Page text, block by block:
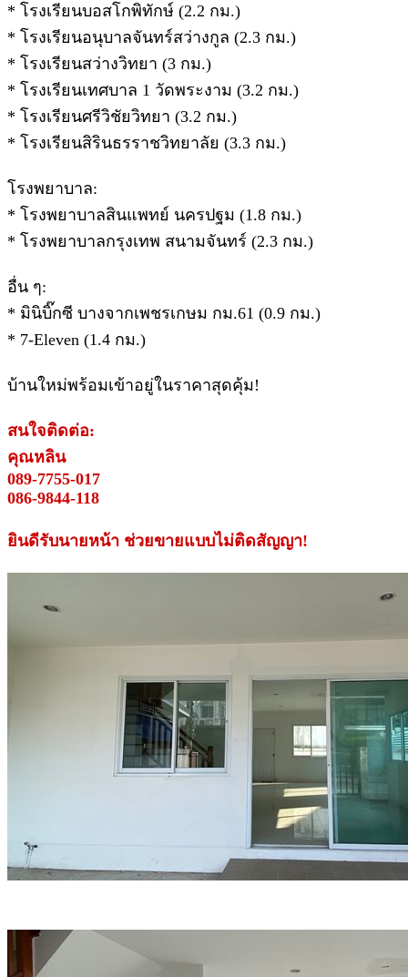
* โรงเรียนบอสโกพิทักษ์ (2.2 กม.)
* โรงเรียนอนุบาลจันทร์สว่างกูล (2.3 กม.)
* โรงเรียนสว่างวิทยา (3 กม.)
* โรงเรียนเทศบาล 1 วัดพระงาม (3.2 กม.)
* โรงเรียนศรีวิชัยวิทยา (3.2 กม.)
* โรงเรียนสิรินธรราชวิทยาลัย (3.3 กม.)
โรงพยาบาล:
* โรงพยาบาลสินแพทย์ นครปฐม (1.8 กม.)
* โรงพยาบาลกรุงเทพ สนามจันทร์ (2.3 กม.)
อื่น ๆ:
* มินิบิ๊กซี บางจากเพชรเกษม กม.61 (0.9 กม.)
* 7-Eleven (1.4 กม.)
บ้านใหม่พร้อมเข้าอยู่ในราคาสุดคุ้ม!
สนใจติดต่อ:
คุณหลิน
089-7755-017
086-9844-118
ยินดีรับนายหน้า ช่วยขายแบบไม่ติดสัญญา!